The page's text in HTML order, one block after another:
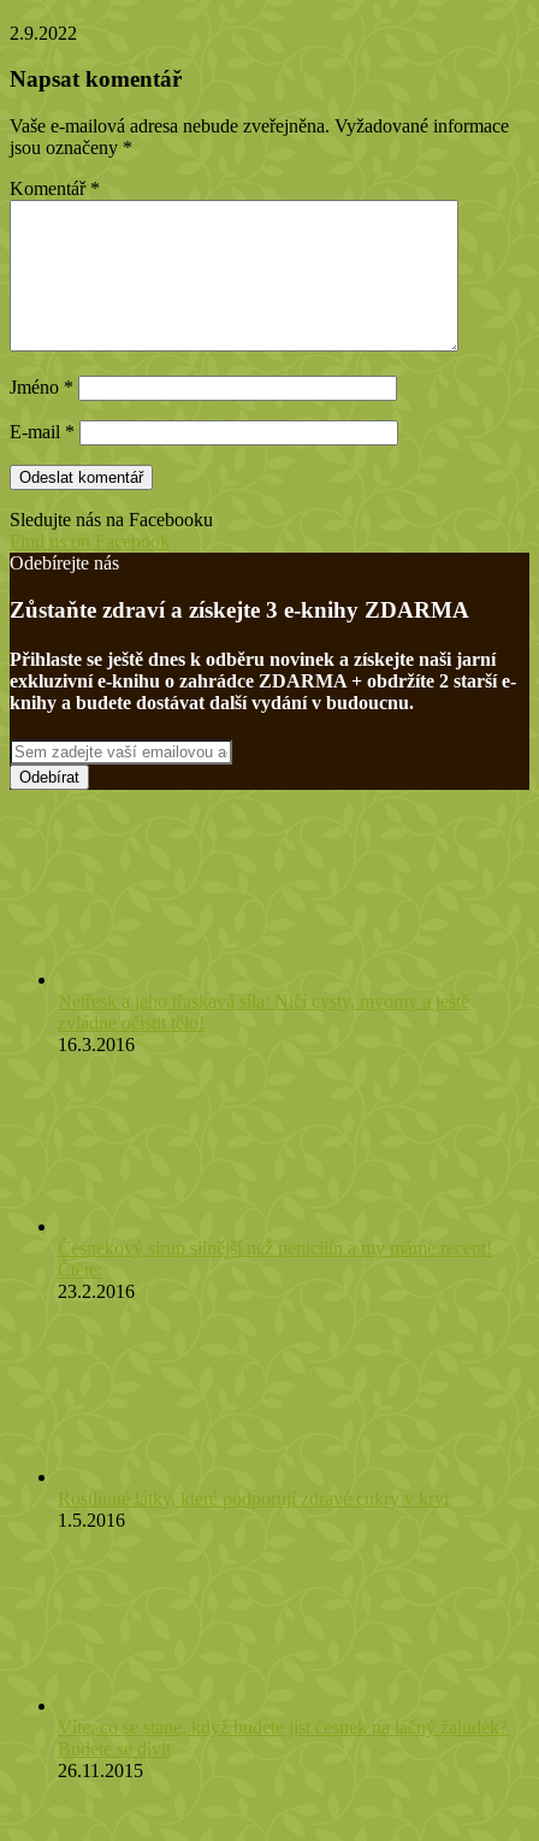
2.9.2022
Napsat komentář
Vaše e-mailová adresa nebude zveřejněna. Vyžadované informace
jsou označeny *
Komentář *
Jméno *
E-mail *
Sledujte nás na Facebooku
Find us on Facebook
Odebírejte nás
Zůstaňte zdraví a získejte 3 e-knihy ZDARMA
Přihlaste se ještě dnes k odběru novinek a získejte naši jarní
exkluzivní e-knihu o zahrádce ZDARMA + obdržíte 2 starší e-
knihy a budete dostávat další vydání v budoucnu.
Sem
zadejte
vaší
Netřesk a jeho třaskavá síla: Ničí cysty, myomy a ještě
zvládne očistit tělo!
16.3.2016
Česnekový sirup silnější než penicilín a my máme recept!
Čtěte:
23.2.2016
Rostlinné látky, které podporují zdravé cukry v krvi
1.5.2016
Víte, co se stane, když budete jíst česnek na lačný žaludek?
Budete se divit
26.11.2015